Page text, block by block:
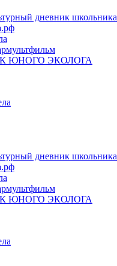
дневник школьника
ЮНОГО ЭКОЛОГА
дневник школьника
ЮНОГО ЭКОЛОГА